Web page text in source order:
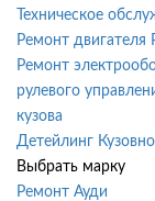
Техническое
Ремонт двигателя
Ремонт
рулевого
кузова
Детейлинг
Выбрать марку
Ремонт Ауди